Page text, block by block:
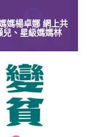
媽楊卓娜 網上共
、星級媽媽林